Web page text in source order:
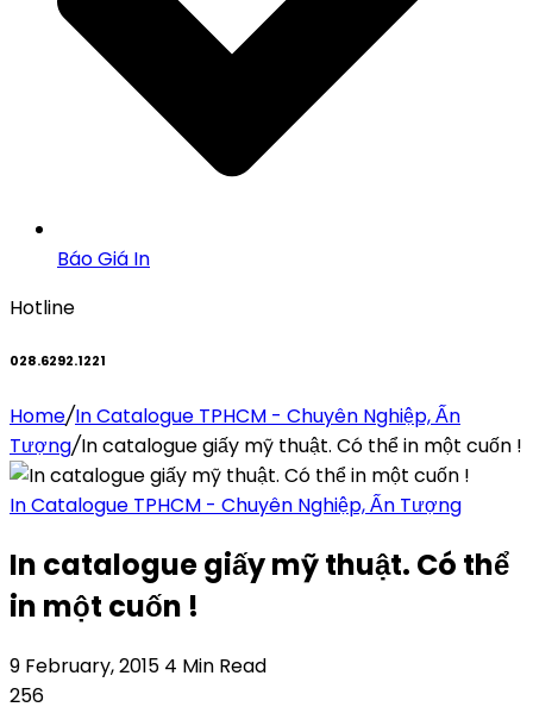
Báo Giá In
Hotline
028.6292.1221
Home/In Catalogue TPHCM - Chuyên Nghiệp, Ấn
Tượng/In catalogue giấy mỹ thuật. Có thể in một cuốn !
In Catalogue TPHCM - Chuyên Nghiệp, Ấn Tượng
In catalogue giấy mỹ thuật. Có thể
in một cuốn !
9 February, 2015 4 Min Read
256